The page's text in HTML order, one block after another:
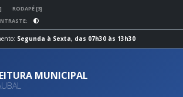
RODAPÉ [3]
Segunda à Sexta, das 07h30 às 13h30
MUNICIPAL